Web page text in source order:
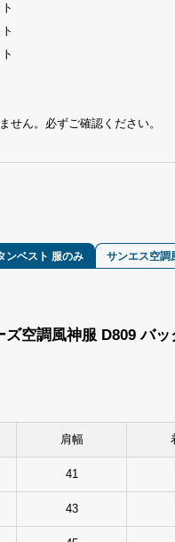
せん。必ずご確認ください。
ンベスト 服のみ サンエス空調
ズ空調風神服 D809 バ
肩幅
41
43